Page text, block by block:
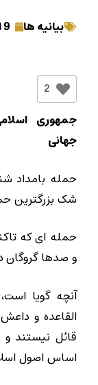
بیانیه ها 9 اکتبر 2023
2
جمهوری
جهانی
شک بزرگترین
حمله ای که
و صدها گروگان
آنچه گویا
القاعده و
قائل نیستند
اساس اصول